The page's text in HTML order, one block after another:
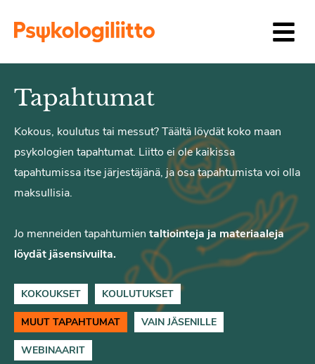
Tapahtumat
Kokous, koulutus tai messut? Täältä löydät koko maan
psykologien tapahtumat. Liitto ei ole kaikissa
tapahtumissa itse järjestäjänä, ja osa tapahtumista voi olla
maksullisia.
Jo menneiden tapahtumien taltiointeja ja materiaaleja
löydät jäsensivuilta.
KOKOUKSET KOULUTUKSET
MUUT TAPAHTUMAT VAIN JÄSENILLE
WEBINAARIT